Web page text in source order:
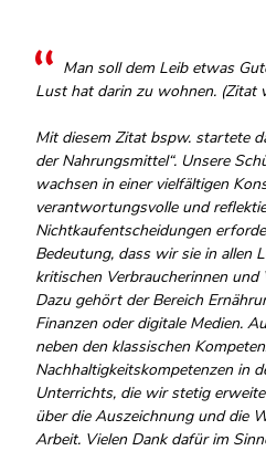
Man soll dem Leib etwas
Lust hat darin zu wohnen. (Zitat
Mit diesem Zitat bspw. startete
der Nahrungsmittel“. Unsere
wachsen in einer vielfältigen
verantwortungsvolle und
Nichtkaufentscheidungen
Bedeutung, dass wir sie in allen
kritischen Verbraucherinnen und
Dazu gehört der Bereich
Finanzen oder digitale Medien.
neben den klassischen
Nachhaltigkeitskompetenzen in
Unterrichts, die wir stetig
über die Auszeichnung und die
Arbeit. Vielen Dank dafür im